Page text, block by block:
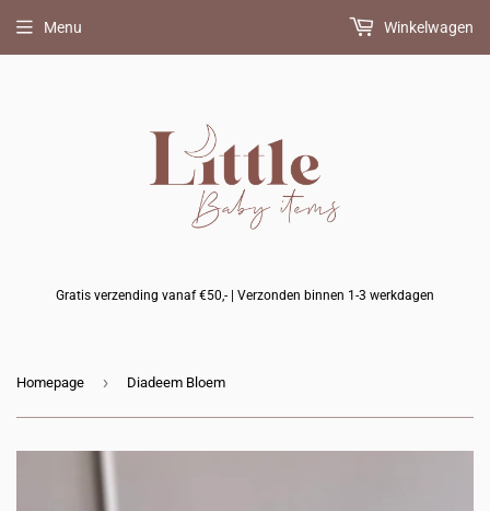
Gratis verzending vanaf €50,- | Verzonden binnen 1-3 werkdagen
Menu Winkelwagen
Homepage › Diadeem Bloem